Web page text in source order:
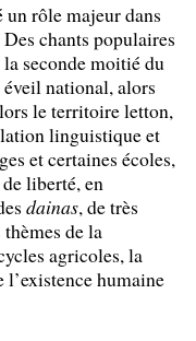
rôle majeur dans
chants populaires
seconde moitié du
national, alors
le territoire letton,
linguistique et
et certaines écoles,
liberté, en
dainas, de très
de la
agricoles, la
l’existence humaine